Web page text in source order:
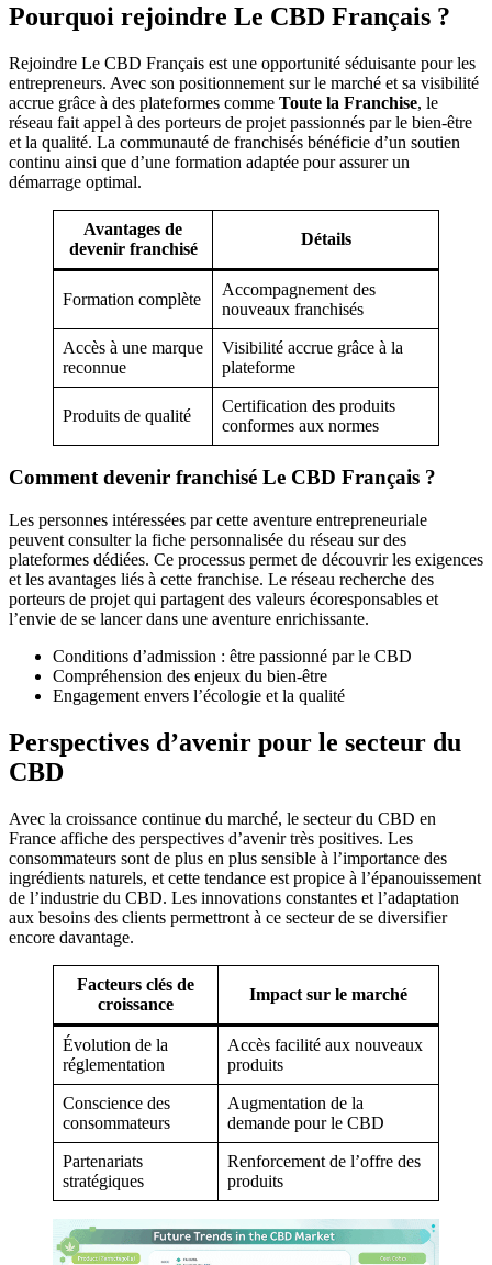
Pourquoi rejoindre Le CBD Français ?
Rejoindre Le CBD Français est une opportunité séduisante pour les
entrepreneurs. Avec son positionnement sur le marché et sa visibilité
accrue grâce à des plateformes comme Toute la Franchise, le
réseau fait appel à des porteurs de projet passionnés par le bien-être
et la qualité. La communauté de franchisés bénéficie d’un soutien
continu ainsi que d’une formation adaptée pour assurer un
démarrage optimal.
Avantages de
devenir franchisé
Détails
Formation complète
Accompagnement des
nouveaux franchisés
Accès à une marque
reconnue
Visibilité accrue grâce à la
plateforme
Produits de qualité
Certification des produits
conformes aux normes
Comment devenir franchisé Le CBD Français ?
Les personnes intéressées par cette aventure entrepreneuriale
peuvent consulter la fiche personnalisée du réseau sur des
plateformes dédiées. Ce processus permet de découvrir les exigences
et les avantages liés à cette franchise. Le réseau recherche des
porteurs de projet qui partagent des valeurs écoresponsables et
l’envie de se lancer dans une aventure enrichissante.
Conditions d’admission : être passionné par le CBD
Compréhension des enjeux du bien-être
Engagement envers l’écologie et la qualité
Perspectives d’avenir pour le secteur du
CBD
Avec la croissance continue du marché, le secteur du CBD en
France affiche des perspectives d’avenir très positives. Les
consommateurs sont de plus en plus sensible à l’importance des
ingrédients naturels, et cette tendance est propice à l’épanouissement
de l’industrie du CBD. Les innovations constantes et l’adaptation
aux besoins des clients permettront à ce secteur de se diversifier
encore davantage.
Facteurs clés de
croissance
Impact sur le marché
Évolution de la
réglementation
Accès facilité aux nouveaux
produits
Conscience des
consommateurs
Augmentation de la
demande pour le CBD
Partenariats
stratégiques
Renforcement de l’offre des
produits